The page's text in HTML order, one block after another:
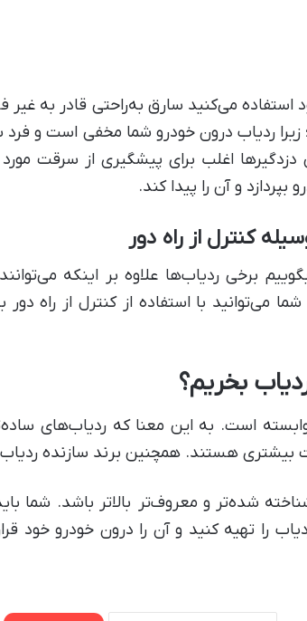
استفاده می‌کنید سارق به‌راحتی قادر به غیر
ردیاب درون خودرو شما مخفی است و فرد
اغلب برای پیشگیری از سرقت
و آن را پیدا کند.
کنترل از راه دور
بگوییم برخی ردیاب‌ها علاوه بر اینکه
می‌توانید با استفاده از کنترل از راه
بخریم؟
است. به این معنا که ردیاب‌های
بیشتری هستند. همچنین برند سازنده
شده‌تر و معروف‌تر بالاتر باشد. شما باید
را تهیه کنید و آن را درون خودرو خود